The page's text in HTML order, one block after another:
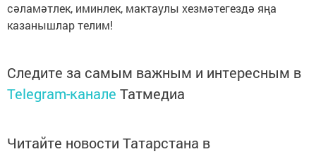
сәламәтлек, иминлек, мактаулы хезмәтегездә яңа
казанышлар телим!
Следите за самым важным и интересным в
Telegram-канале Татмедиа
Читайте новости Татарстана в